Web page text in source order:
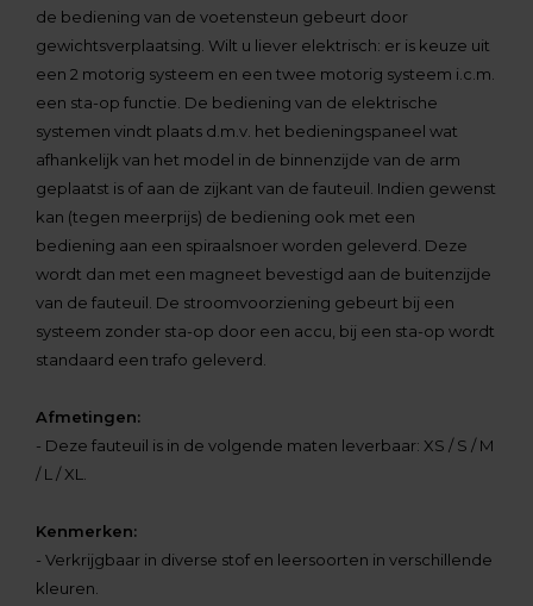
de bediening van de voetensteun gebeurt door
gewichtsverplaatsing. Wilt u liever elektrisch: er is keuze uit
een 2 motorig systeem en een twee motorig systeem i.c.m.
een sta-op functie. De bediening van de elektrische
systemen vindt plaats d.m.v. het bedieningspaneel wat
afhankelijk van het model in de binnenzijde van de arm
geplaatst is of aan de zijkant van de fauteuil. Indien gewenst
kan (tegen meerprijs) de bediening ook met een
bediening aan een spiraalsnoer worden geleverd. Deze
wordt dan met een magneet bevestigd aan de buitenzijde
van de fauteuil. De stroomvoorziening gebeurt bij een
systeem zonder sta-op door een accu, bij een sta-op wordt
standaard een trafo geleverd.
Afmetingen:
- Deze fauteuil is in de volgende maten leverbaar: XS / S / M
/ L / XL.
Kenmerken:
- Verkrijgbaar in diverse stof en leersoorten in verschillende
kleuren.